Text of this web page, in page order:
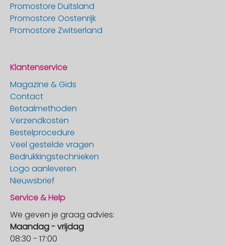
Promostore Duitsland
Promostore Oostenrijk
Promostore Zwitserland
Klantenservice
Magazine & Gids
Contact
Betaalmethoden
Verzendkosten
Bestelprocedure
Veel gestelde vragen
Bedrukkingstechnieken
Logo aanleveren
Nieuwsbrief
Service & Help
We geven je graag advies:
Maandag - vrijdag
08:30 - 17:00